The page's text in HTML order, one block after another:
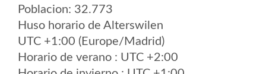
Poblacion: 32.773
Huso horario de Alterswilen
UTC +1:00 (Europe/Madrid)
Horario de verano : UTC +2:00